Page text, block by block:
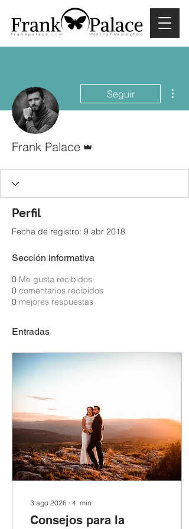
Seguir
Frank Palace
Perfil
Fecha de registro: 9 abr 2018
Sección informativa
0 Me gusta recibidos
0 comentarios recibidos
0 mejores respuestas
Entradas
3 ago 2026 ∙ 4 min
Consejos para la